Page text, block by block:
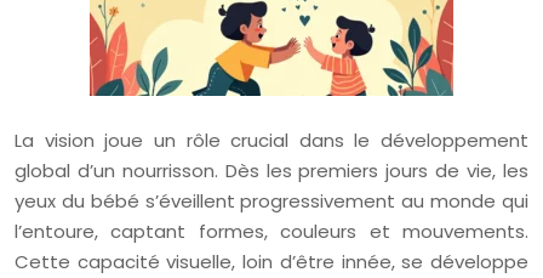
La vision joue un rôle crucial dans le développement
global d’un nourrisson. Dès les premiers jours de vie, les
yeux du bébé s’éveillent progressivement au monde qui
l’entoure, captant formes, couleurs et mouvements.
Cette capacité visuelle, loin d’être innée, se développe